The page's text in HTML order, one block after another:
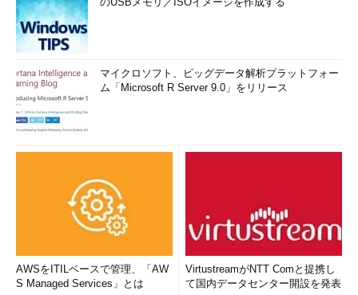
マイクロソフト、ビッグデータ解析プラットフォー
ム「Microsoft R Server 9.0」をリリース
AWSをITILベースで管理、「AW
S Managed Services」とは
VirtustreamがNTT Comと提携し
て国内データセンター開設を発表